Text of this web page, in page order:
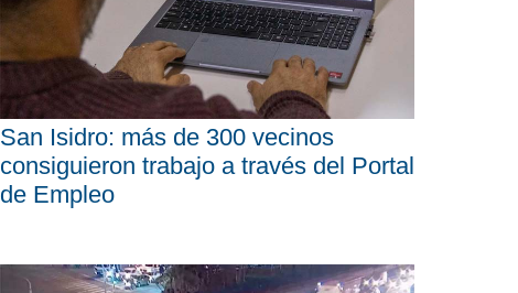
San Isidro: más de 300 vecinos
consiguieron trabajo a través del Portal
de Empleo